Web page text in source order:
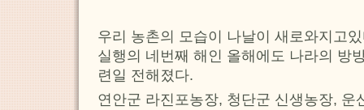
우리 농촌의 모습이 나날이 새로와지고
실행의 네번째 해인 올해에도 나라의 방
련일 전해졌다.
연안군 라진포농장, 청단군 신생농장, 운